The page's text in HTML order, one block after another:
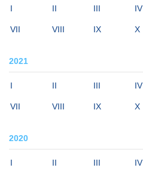
I II III IV
VII VIII IX X
2021
I II III IV
VII VIII IX X
2020
I II III IV